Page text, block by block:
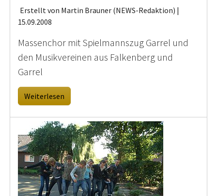
Erstellt von Martin Brauner (NEWS-Redaktion) |
15.09.2008
Massenchor mit Spielmannszug Garrel und
den Musikvereinen aus Falkenberg und
Garrel
Weiterlesen